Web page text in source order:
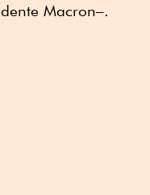
Macron–.